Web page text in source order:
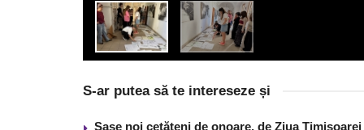
S-ar putea să te intereseze și
Șase noi cetățeni de onoare, de Ziua Timișoarei